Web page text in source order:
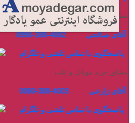
مشاور خرید لوازم خانگی
آقای صالحی 4002-388-0990
پاسخگوی با تماس تلفنی و تلگرام
مشاور خرید موبایل و تبلت
آقای زارعی 4003-388-0990
پاسخگوی با تماس تلفنی و تلگرام